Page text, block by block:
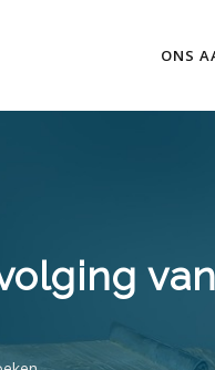
ONS
advies